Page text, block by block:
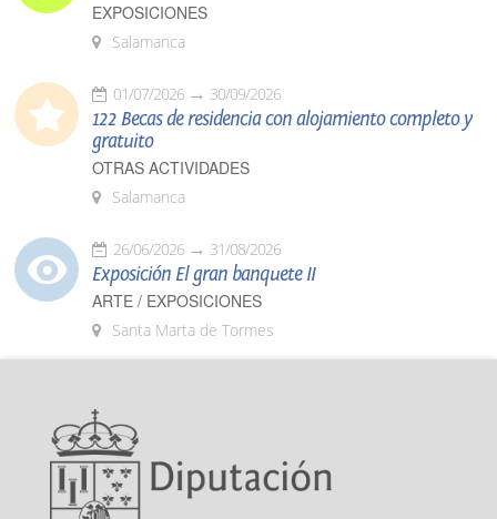
EXPOSICIONES
Salamanca
01/07/2026 30/09/2026
122 Becas de residencia con alojamiento completo y
gratuito
OTRAS ACTIVIDADES
Salamanca
26/06/2026 31/08/2026
Exposición El gran banquete II
ARTE / EXPOSICIONES
Santa Marta de Tormes